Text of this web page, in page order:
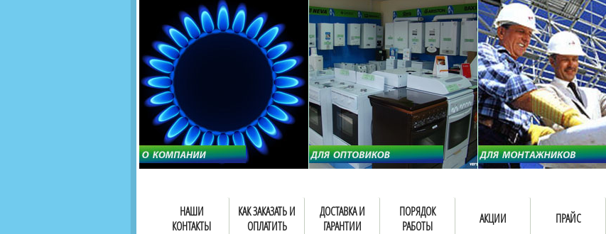
Мы продаем газовые котлы
для отопления,
водонагреватели, счетчики
газа с доставкой по городам
России и Казахстана
Мы специализируемся
снабжении магазинов
газового оборудования.
Предлагаем полный
ассортимент товара для
открытия магазина
оборудования в Вашем
городе. Мы знаем что
продаваться.
НАШИ
КОНТАКТЫ
КАК ЗАКАЗАТЬ И
ОПЛАТИТЬ
ДОСТАВКА И
ГАРАНТИИ
ПОРЯДОК
РАБОТЫ
АКЦИИ ПРАЙС